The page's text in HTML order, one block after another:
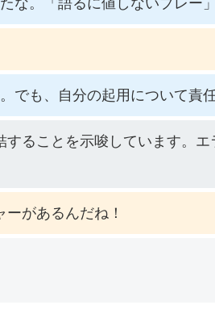
でも、自分の起用について責
ることを示唆しています。
があるんだね！